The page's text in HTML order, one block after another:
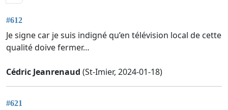
#612
Je signe car je suis indigné qu’en télévision local de cette
qualité doive fermer…
Cédric Jeanrenaud (St-Imier, 2024-01-18)
#621